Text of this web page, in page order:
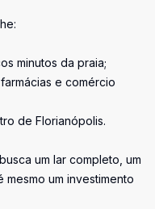
minutos da praia;
e comércio
de Florianópolis.
um lar completo, um
um investimento